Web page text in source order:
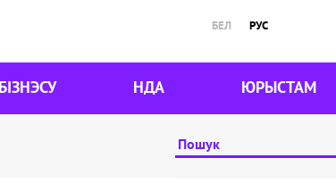
БЕЛ РУС
БІЗНЭСУ НДА ЮРЫСТАМ